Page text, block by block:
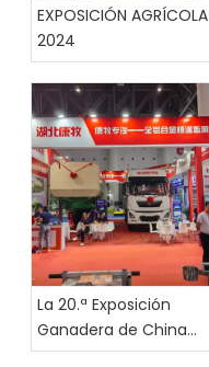
EXPOSICIÓN AGRÍCOLA
2024
La 20.ª Exposición
Ganadera de China
(2022-23) Chengdu